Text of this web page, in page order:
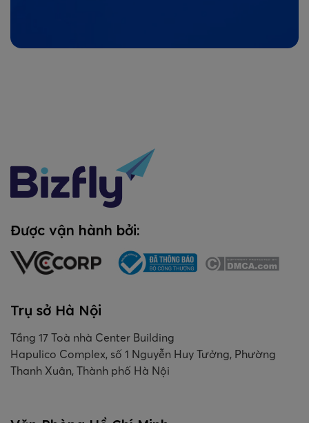
Được vận hành bởi:
Trụ sở Hà Nội
Tầng 17 Toà nhà Center Building
Hapulico Complex, số 1 Nguyễn Huy Tưởng, Phường
Thanh Xuân, Thành phố Hà Nội